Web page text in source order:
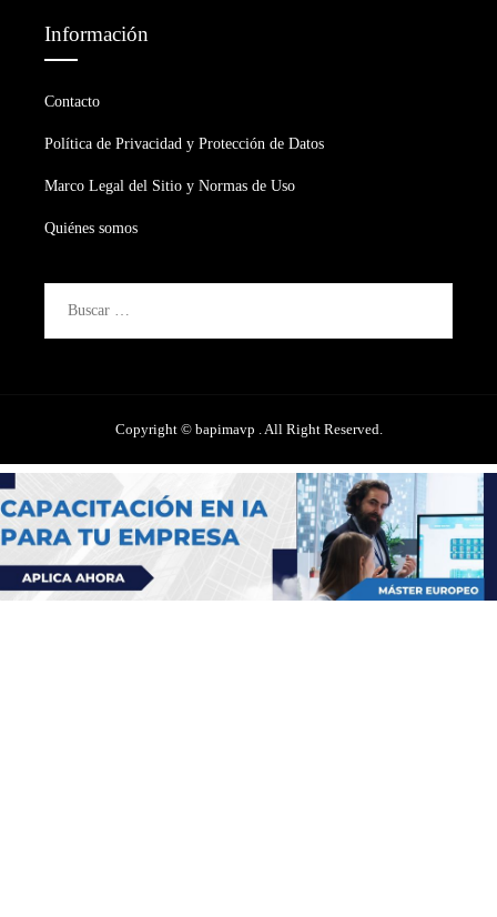
Información
Contacto
Política de Privacidad y Protección de Datos
Marco Legal del Sitio y Normas de Uso
Quiénes somos
Copyright © bapimavp . All Right Reserved.